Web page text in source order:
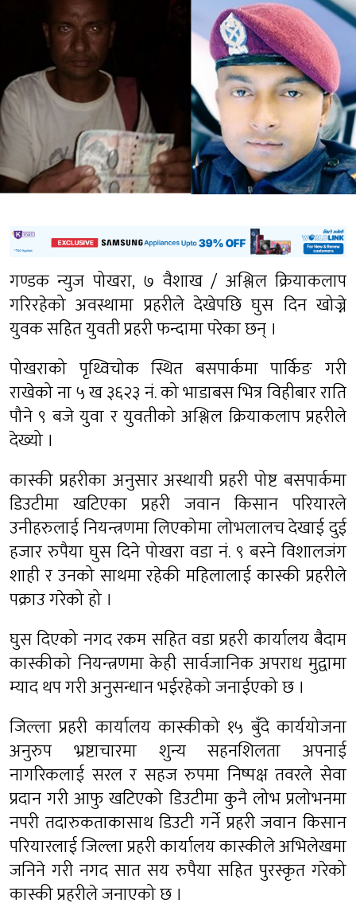
गण्डक न्युज पोखरा, ७ वैशाख / अश्लिल क्रियाकलाप
गरिरहेको अवस्थामा प्रहरीले देखेपछि घुस दिन खोज्ने
युवक सहित युवती प्रहरी फन्दामा परेका छन् ।
पोखराको पृथ्विचोक स्थित बसपार्कमा पार्किङ गरी
राखेको ना ५ ख ३६२३ नं. को भाडाबस भित्र विहीबार राति
पौने ९ बजे युवा र युवतीको अश्लिल क्रियाकलाप प्रहरीले
देख्यो ।
कास्की प्रहरीका अनुसार अस्थायी प्रहरी पोष्ट बसपार्कमा
डिउटीमा खटिएका प्रहरी जवान किसान परियारले
उनीहरुलाई नियन्त्रणमा लिएकोमा लोभलालच देखाई दुई
हजार रुपैया घुस दिने पोखरा वडा नं. ९ बस्ने विशालजंग
शाही र उनको साथमा रहेकी महिलालाई कास्की प्रहरीले
पक्राउ गरेको हो ।
घुस दिएको नगद रकम सहित वडा प्रहरी कार्यालय बैदाम
कास्कीको नियन्त्रणमा केही सार्वजानिक अपराध मुद्वामा
म्याद थप गरी अनुसन्धान भईरहेको जनाईएको छ ।
जिल्ला प्रहरी कार्यालय कास्कीको १५ बुँदे कार्ययोजना
अनुरुप भ्रष्टाचारमा शुन्य सहनशिलता अपनाई
नागरिकलाई सरल र सहज रुपमा निष्पक्ष तवरले सेवा
प्रदान गरी आफु खटिएको डिउटीमा कुनै लोभ प्रलोभनमा
नपरी तदारुकताकासाथ डिउटी गर्ने प्रहरी जवान किसान
परियारलाई जिल्ला प्रहरी कार्यालय कास्कीले अभिलेखमा
जनिने गरी नगद सात सय रुपैया सहित पुरस्कृत गरेको
कास्की प्रहरीले जनाएको छ ।